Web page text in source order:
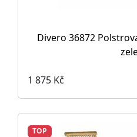
Divero 36872
1 875 Kč
TOP